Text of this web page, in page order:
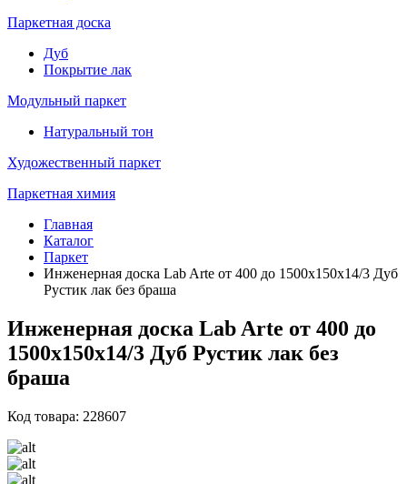
Паркетная доска
Дуб
Покрытие лак
Модульный паркет
Натуральный тон
Художественный паркет
Паркетная химия
Главная
Каталог
Паркет
Инженерная доска Lab Arte от 400 до 1500х150х14/3 Дуб
Рустик лак без браша
Инженерная доска Lab Arte от 400 до
1500х150х14/3 Дуб Рустик лак без
браша
Код товара: 228607